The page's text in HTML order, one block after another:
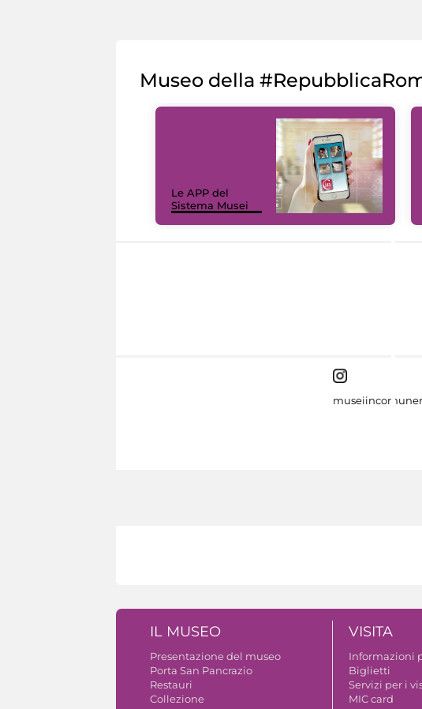
Museo della
Le APP del
Sistema Musei
IL MUSEO
Presentazione del museo
Porta San Pancrazio
Restauri
Collezione
VISITA
Informazioni
Biglietti
Servizi per i
MIC card